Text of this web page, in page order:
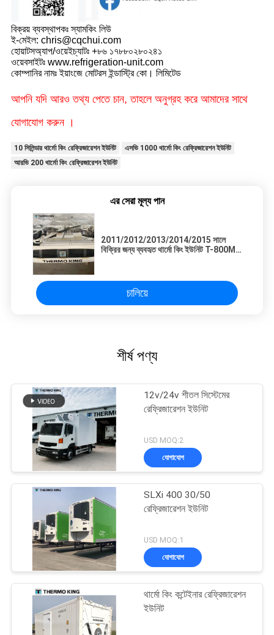
বিক্রয় ব্যবস্থাপকঃ স্যামকিং লিউ
ই-মেইল: chris@cqchui.com
হোয়াটসঅ্যাপ/ওয়েইচ্যাটঃ +৮৬ ১৭৮৮০২৮০২৪১
ওয়েবসাইটঃ www.refrigeration-unit.com
কোম্পানির নামঃ ইয়াংজে মোটরস ইন্ডাস্ট্রি কো। লিমিটেড
আপনি যদি আরও তথ্য পেতে চান, তাহলে অনুগ্রহ করে আমাদের সাথে
যোগাযোগ করুন ।
10 সিলিন্ডার থার্মো কিং রেফ্রিজারেশন ইউনিট
এসভি 1000 থার্মো কিং রেফ্রিজারেশন ইউনিট
আরভি 200 থার্মো কিং রেফ্রিজারেশন ইউনিট
এর সেরা মূল্য পান
2011/2012/2013/2014/2015 সালে
বিক্রির জন্য ব্যবহৃত থার্মো কিং ইউনিট T-800M
চালিয়ে
শীর্ষ পণ্য
12v/24v শীতল সিস্টেমের
রেফ্রিজারেশন ইউনিট
USD MOQ:2
যোগাযোগ
SLXi 400 30/50
রেফ্রিজারেশন ইউনিট
USD MOQ:1
যোগাযোগ
থার্মো কিং কন্টেইনার রেফ্রিজারেশন
ইউনিট